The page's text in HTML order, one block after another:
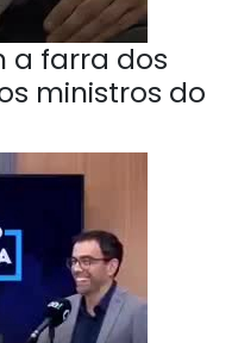
a farra dos
ministros do